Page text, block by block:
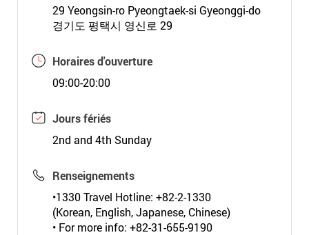
29 Yeongsin-ro Pyeongtaek-si Gyeonggi-do
경기도 평택시 영신로 29
Horaires d'ouverture
09:00-20:00
Jours fériés
2nd and 4th Sunday
Renseignements
•1330 Travel Hotline: +82-2-1330
(Korean, English, Japanese, Chinese)
• For more info: +82-31-655-9190